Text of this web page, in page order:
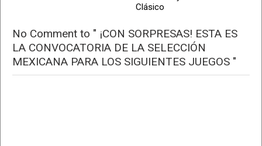
Clásico
No Comment to " ¡CON SORPRESAS! ESTA ES
LA CONVOCATORIA DE LA SELECCIÓN
MEXICANA PARA LOS SIGUIENTES JUEGOS "